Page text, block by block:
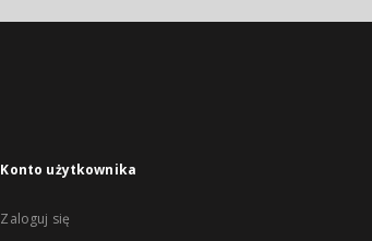
Konto użytkownika
Zaloguj się